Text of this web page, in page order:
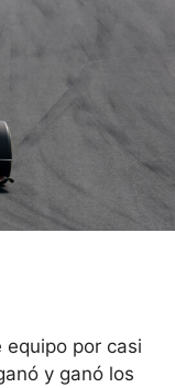
por casi
y ganó los